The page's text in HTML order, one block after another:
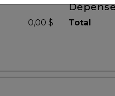
0,00 $ Total